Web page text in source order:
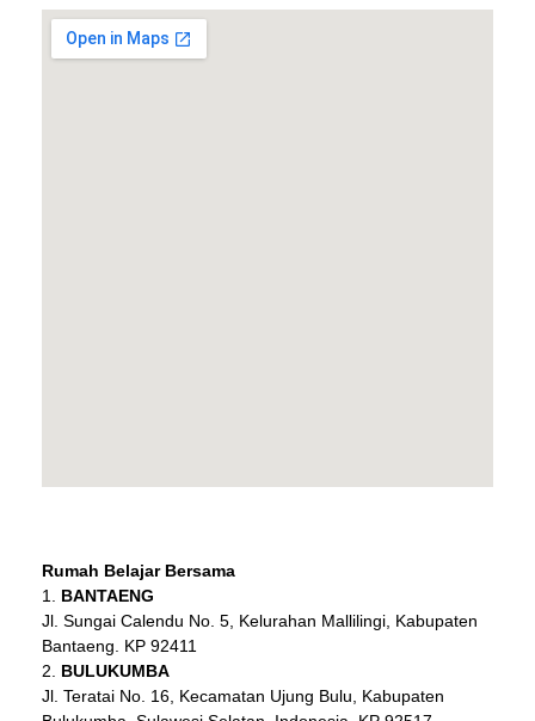
Rumah Belajar Bersama
BANTAENG
Jl. Sungai Calendu No. 5, Kelurahan Mallilingi, Kabupaten
Bantaeng. KP 92411
BULUKUMBA
Jl. Teratai No. 16, Kecamatan Ujung Bulu, Kabupaten